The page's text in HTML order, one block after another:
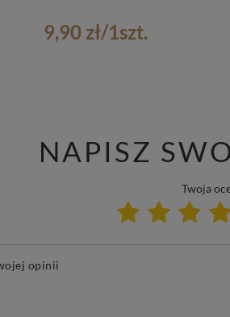
9,90 zł/1szt.
NAPISZ
Twoja
opinii